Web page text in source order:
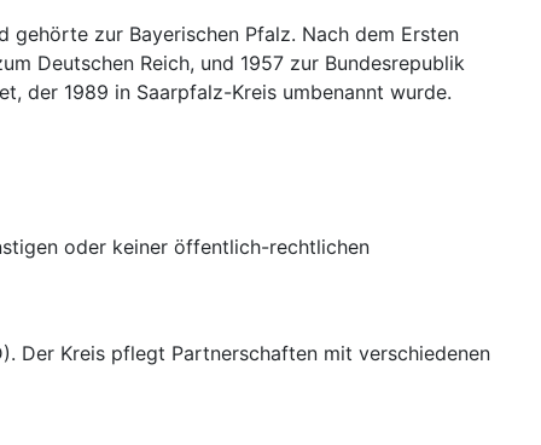
gehörte zur Bayerischen Pfalz. Nach dem Ersten
Deutschen Reich, und 1957 zur Bundesrepublik
der 1989 in Saarpfalz-Kreis umbenannt wurde.
oder keiner öffentlich-rechtlichen
Der Kreis pflegt Partnerschaften mit verschiedenen